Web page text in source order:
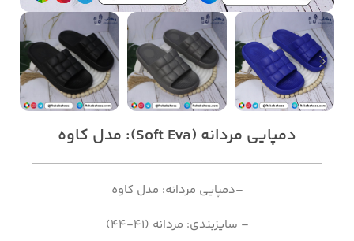
دمپایی مردانه (Soft Eva): مدل کاوه
–دمپایی مردانه: مدل کاوه
– سایزبندی: مردانه (41-44)